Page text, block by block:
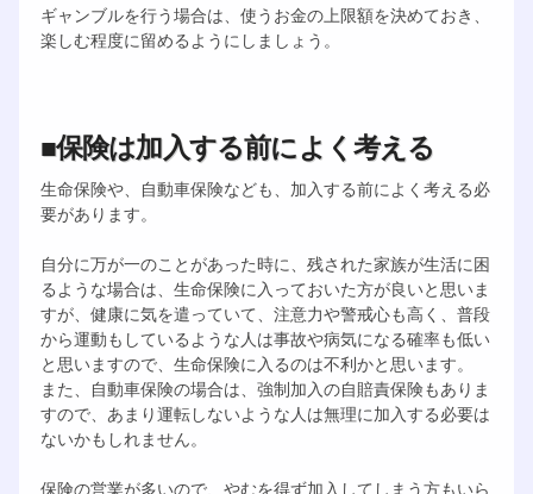
ギャンブルを行う場合は、使うお金の上限額を決めておき、
楽しむ程度に留めるようにしましょう。
■保険は加入する前によく考える
生命保険や、自動車保険なども、加入する前によく考える必
要があります。
自分に万が一のことがあった時に、残された家族が生活に困
るような場合は、生命保険に入っておいた方が良いと思いま
すが、健康に気を遣っていて、注意力や警戒心も高く、普段
から運動もしているような人は事故や病気になる確率も低い
と思いますので、生命保険に入るのは不利かと思います。
また、自動車保険の場合は、強制加入の自賠責保険もありま
すので、あまり運転しないような人は無理に加入する必要は
ないかもしれません。
保険の営業が多いので、やむを得ず加入してしまう方もいら